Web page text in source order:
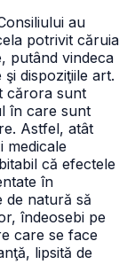
au
potrivit căruia
putând vindeca
dispoziţiile art.
cărora sunt
în care sunt
Astfel, atât
medicale
că efectele
în
de natură să
îndeosebi pe
care se face
lipsită de